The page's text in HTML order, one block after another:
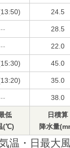
24.5
28.5
22.0
45.0
35.0
38.0
低
(℃)
日積算
降水量
温・日最大